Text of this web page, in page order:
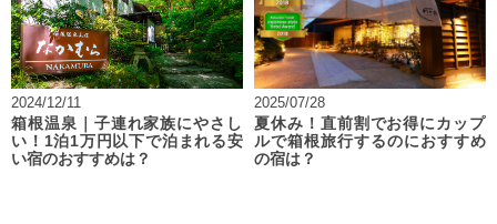
2024/12/11
箱根温泉｜子連れ家族にやさし
い！1泊1万円以下で泊まれる安
い宿のおすすめは？
2025/07/28
夏休み！直前割でお得にカップ
ルで箱根旅行するのにおすすめ
の宿は？